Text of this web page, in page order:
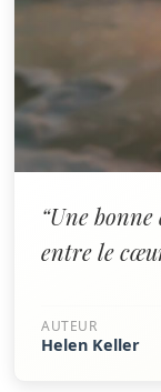
“Une
entre le
AUTEUR
Helen Keller